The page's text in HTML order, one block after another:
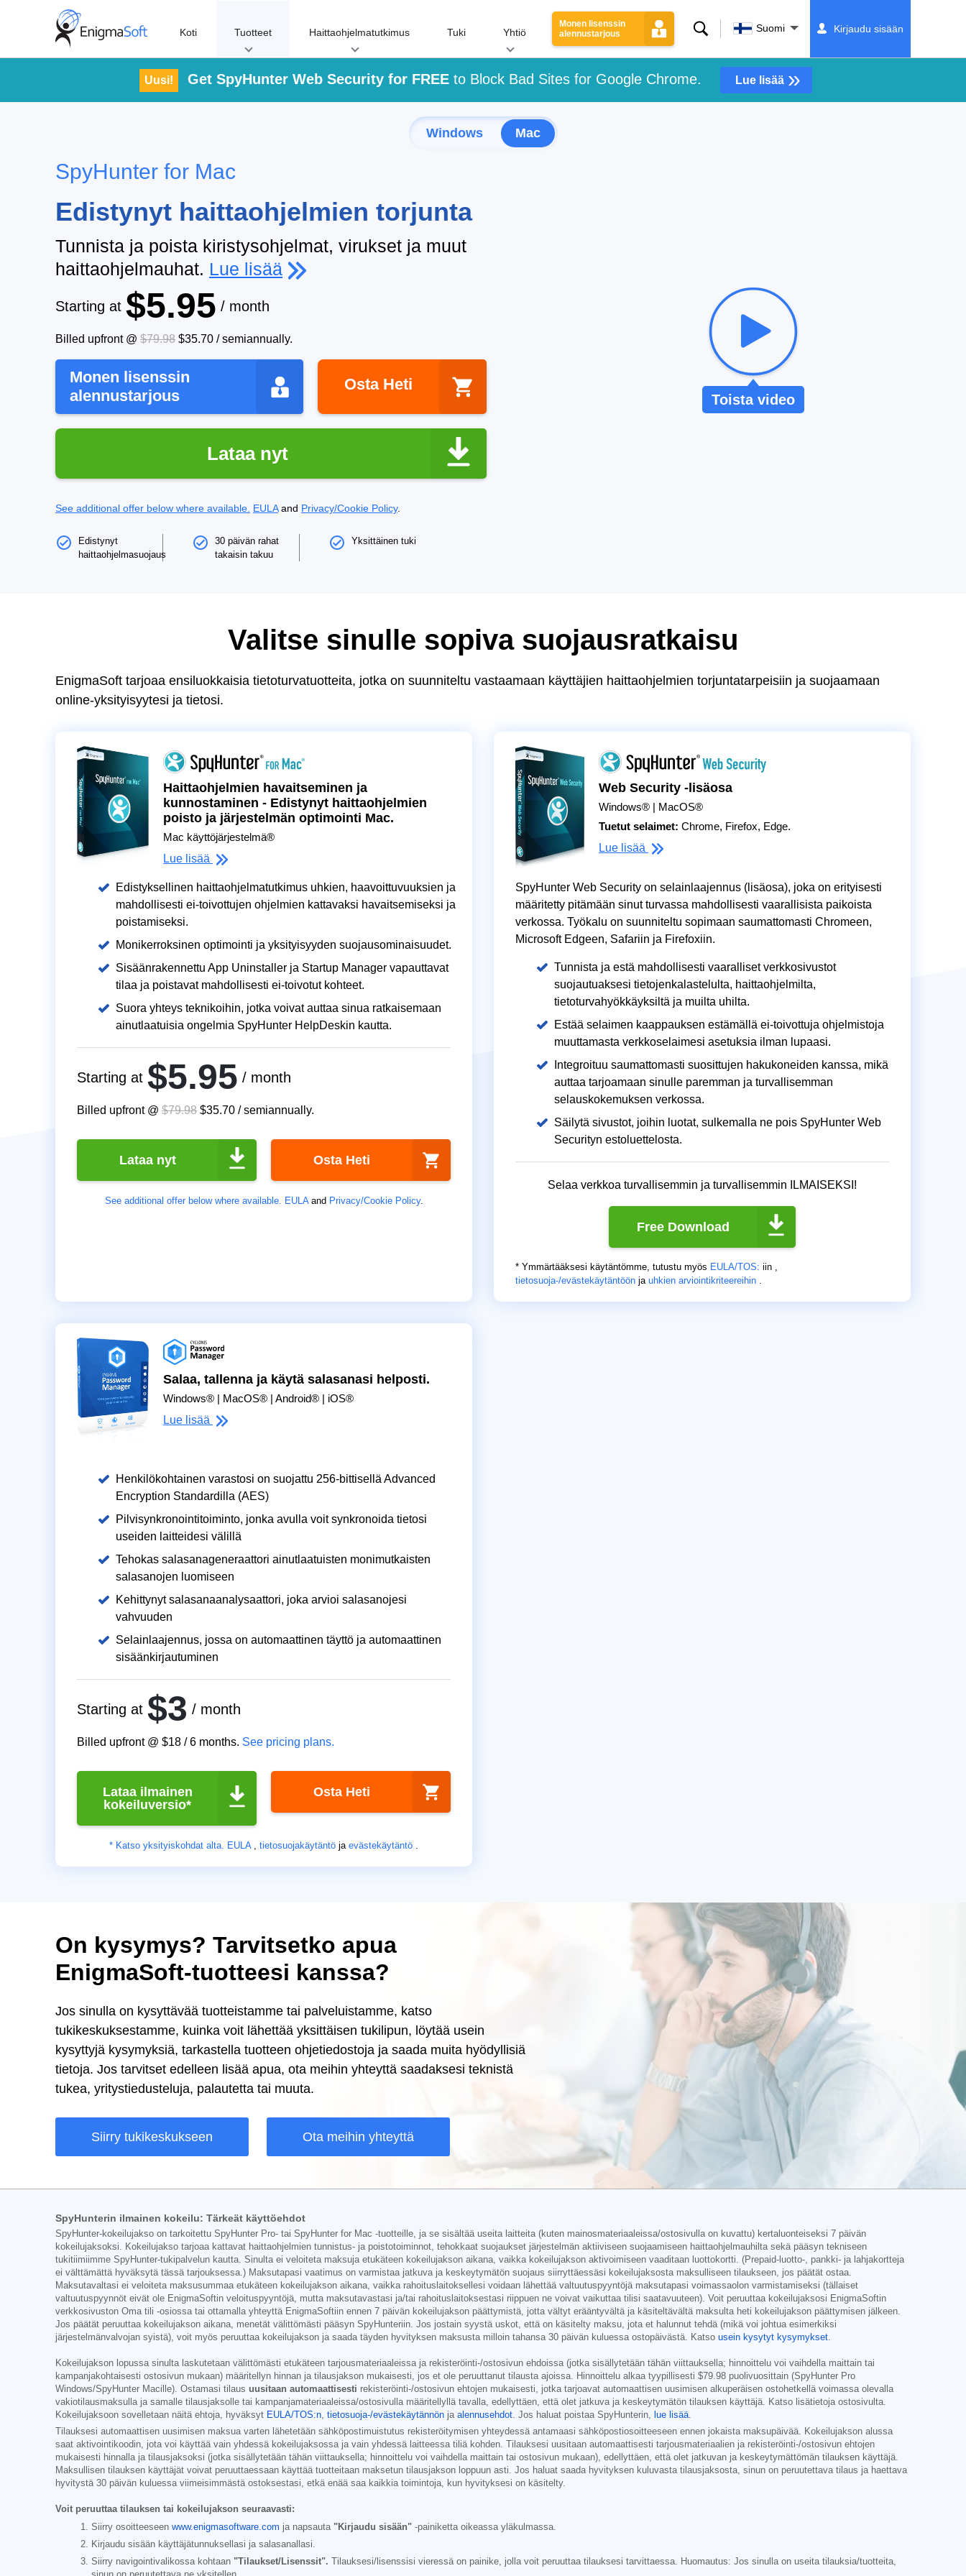
Koti Tuotteet Haittaohjelmatutkimus Tuki Yhtiö
Monen lisenssin
alennustarjous
Hae Suomi Kirjaudu sisään
Uusi! Get SpyHunter Web Security for FREE to Block Bad Sites for Google Chrome. Lue lisää »
Windows Mac
SpyHunter for Mac
Edistynyt haittaohjelmien torjunta
Tunnista ja poista kiristysohjelmat, virukset ja muut
haittaohjelmauhat. Lue lisää
Starting at $5.95 / month
Billed upfront @ $79.98 $35.70 /semiannually.
Monen lisenssin
alennustarjous
Osta Heti
Lataa nyt
See additional offer below where available. EULAand Privacy/Cookie Policy.
Edistynyt
haittaohjelmasuojaus
30 päivän rahat
takaisin takuu
Yksittäinen tuki
Toista video
Valitse sinulle sopiva suojausratkaisu
EnigmaSoft tarjoaa ensiluokkaisia tietoturvatuotteita, jotka on suunniteltu vastaamaan käyttäjien haittaohjelmien torjuntatarpeisiin ja suojaamaan
online-yksityisyytesi ja tietosi.
Haittaohjelmien havaitseminen ja
kunnostaminen - Edistynyt haittaohjelmien
poisto ja järjestelmän optimointi Mac.
Mac käyttöjärjestelmä®
Lue lisää
Edistyksellinen haittaohjelmatutkimus uhkien, haavoittuvuuksien ja
mahdollisesti ei-toivottujen ohjelmien kattavaksi havaitsemiseksi ja
poistamiseksi.
Monikerroksinen optimointi ja yksityisyyden suojausominaisuudet.
Sisäänrakennettu App Uninstaller ja Startup Manager vapauttavat
tilaa ja poistavat mahdollisesti ei-toivotut kohteet.
Suora yhteys teknikoihin, jotka voivat auttaa sinua ratkaisemaan
ainutlaatuisia ongelmia SpyHunter HelpDeskin kautta.
Starting at $5.95 / month
Billed upfront @ $79.98 $35.70 /semiannually.
Lataa nyt Osta Heti
See additional offer below where available. EULAand Privacy/Cookie Policy.
Web Security -lisäosa
Windows® | MacOS®
Tuetut selaimet: Chrome, Firefox, Edge.
Lue lisää
SpyHunter Web Security on selainlaajennus (lisäosa), joka on erityisesti
määritetty pitämään sinut turvassa mahdollisesti vaarallisista paikoista
verkossa. Työkalu on suunniteltu sopimaan saumattomasti Chromeen,
Microsoft Edgeen, Safariin ja Firefoxiin.
Tunnista ja estä mahdollisesti vaaralliset verkkosivustot
suojautuaksesi tietojenkalastelulta, haittaohjelmilta,
tietoturvahyökkäyksiltä ja muilta uhilta.
Estää selaimen kaappauksen estämällä ei-toivottuja ohjelmistoja
muuttamasta verkkoselaimesi asetuksia ilman lupaasi.
Integroituu saumattomasti suosittujen hakukoneiden kanssa, mikä
auttaa tarjoamaan sinulle paremman ja turvallisemman
selauskokemuksen verkossa.
Säilytä sivustot, joihin luotat, sulkemalla ne pois SpyHunter Web
Securityn estoluettelosta.
Selaa verkkoa turvallisemmin ja turvallisemmin ILMAISEKSI!
Free Download
* Ymmärtääksesi käytäntömme, tutustu myös EULA/TOS: iin ,
tietosuoja-/evästekäytäntöön ja uhkien arviointikriteereihin .
Salaa, tallenna ja käytä salasanasi helposti.
Windows® | MacOS® | Android® | iOS®
Lue lisää
Henkilökohtainen varastosi on suojattu 256-bittisellä Advanced
Encryption Standardilla (AES)
Pilvisynkronointitoiminto, jonka avulla voit synkronoida tietosi
useiden laitteidesi välillä
Tehokas salasanageneraattori ainutlaatuisten monimutkaisten
salasanojen luomiseen
Kehittynyt salasanaanalysaattori, joka arvioi salasanojesi
vahvuuden
Selainlaajennus, jossa on automaattinen täyttö ja automaattinen
sisäänkirjautuminen
Starting at $3 / month
Billed upfront @ $18 /6 months. See pricing plans.
Lataa ilmainen
kokeiluversio*
Osta Heti
* Katso yksityiskohdat alta. EULA, tietosuojakäytäntö ja evästekäytäntö .
On kysymys? Tarvitsetko apua
EnigmaSoft-tuotteesi kanssa?
Jos sinulla on kysyttävää tuotteistamme tai palveluistamme, katso
tukikeskuksestamme, kuinka voit lähettää yksittäisen tukilipun, löytää usein
kysyttyjä kysymyksiä, tarkastella tuotteen ohjetiedostoja ja saada muita hyödyllisiä
tietoja. Jos tarvitset edelleen lisää apua, ota meihin yhteyttä saadaksesi teknistä
tukea, yritystiedusteluja, palautetta tai muuta.
Siirry tukikeskukseen Ota meihin yhteyttä
SpyHunterin ilmainen kokeilu: Tärkeät käyttöehdot
SpyHunter-kokeilujakso on tarkoitettu SpyHunter Pro- tai SpyHunter for Mac -tuotteille, ja se sisältää useita laitteita (kuten mainosmateriaaleissa/ostosivulla on kuvattu) kertaluonteiseksi 7 päivän
kokeilujaksoksi. Kokeilujakso tarjoaa kattavat haittaohjelmien tunnistus- ja poistotoiminnot, tehokkaat suojaukset järjestelmän aktiiviseen suojaamiseen haittaohjelmauhilta sekä pääsyn tekniseen
tukitiimiimme SpyHunter-tukipalvelun kautta. Sinulta ei veloiteta maksuja etukäteen kokeilujakson aikana, vaikka kokeilujakson aktivoimiseen vaaditaan luottokortti. (Prepaid-luotto-, pankki- ja lahjakortteja
ei välttämättä hyväksytä tässä tarjouksessa.) Maksutapasi vaatimus on varmistaa jatkuva ja keskeytymätön suojaus siirryttäessäsi kokeilujaksosta maksulliseen tilaukseen, jos päätät ostaa.
Maksutavaltasi ei veloiteta maksusummaa etukäteen kokeilujakson aikana, vaikka rahoituslaitoksellesi voidaan lähettää valtuutuspyyntöjä maksutapasi voimassaolon varmistamiseksi (tällaiset
valtuutuspyynnöt eivät ole EnigmaSoftin veloituspyyntöjä, mutta maksutavastasi ja/tai rahoituslaitoksestasi riippuen ne voivat vaikuttaa tilisi saatavuuteen). Voit peruuttaa kokeilujaksosi EnigmaSoftin
verkkosivuston Oma tili -osiossa tai ottamalla yhteyttä EnigmaSoftiin ennen 7 päivän kokeilujakson päättymistä, jotta vältyt erääntyvältä ja käsiteltävältä maksulta heti kokeilujakson päättymisen jälkeen.
Jos päätät peruuttaa kokeilujakson aikana, menetät välittömästi pääsyn SpyHunteriin. Jos jostain syystä uskot, että on käsitelty maksu, jota et halunnut tehdä (mikä voi johtua esimerkiksi
järjestelmänvalvojan syistä), voit myös peruuttaa kokeilujakson ja saada täyden hyvityksen maksusta milloin tahansa 30 päivän kuluessa ostopäivästä. Katso usein kysytyt kysymykset.
Kokeilujakson lopussa sinulta laskutetaan välittömästi etukäteen tarjousmateriaaleissa ja rekisteröinti-/ostosivun ehdoissa (jotka sisällytetään tähän viittauksella; hinnoittelu voi vaihdella maittain tai
kampanjakohtaisesti ostosivun mukaan) määritellyn hinnan ja tilausjakson mukaisesti, jos et ole peruuttanut tilausta ajoissa. Hinnoittelu alkaa tyypillisesti $79.98 puolivuosittain (SpyHunter Pro
Windows/SpyHunter Macille). Ostamasi tilaus uusitaan automaattisesti rekisteröinti-/ostosivun ehtojen mukaisesti, jotka tarjoavat automaattisen uusimisen alkuperäisen ostohetkellä voimassa olevalla
vakiotilausmaksulla ja samalle tilausjaksolle tai kampanjamateriaaleissa/ostosivulla määritellyllä tavalla, edellyttäen, että olet jatkuva ja keskeytymätön tilauksen käyttäjä. Katso lisätietoja ostosivulta.
Kokeilujaksoon sovelletaan näitä ehtoja, hyväksyt EULA/TOS:n, tietosuoja-/evästekäytännön ja alennusehdot. Jos haluat poistaa SpyHunterin, lue lisää.
Tilauksesi automaattisen uusimisen maksua varten lähetetään sähköpostimuistutus rekisteröitymisen yhteydessä antamaasi sähköpostiosoitteeseen ennen jokaista maksupäivää. Kokeilujakson alussa
saat aktivointikoodin, jota voi käyttää vain yhdessä kokeilujaksossa ja vain yhdessä laitteessa tiliä kohden. Tilauksesi uusitaan automaattisesti tarjousmateriaalien ja rekisteröinti-/ostosivun ehtojen
mukaisesti hinnalla ja tilausjaksoksi (jotka sisällytetään tähän viittauksella; hinnoittelu voi vaihdella maittain tai ostosivun mukaan), edellyttäen, että olet jatkuvan ja keskeytymättömän tilauksen käyttäjä.
Maksullisen tilauksen käyttäjät voivat peruuttaessaan käyttää tuotteitaan maksetun tilausjakson loppuun asti. Jos haluat saada hyvityksen kuluvasta tilausjaksosta, sinun on peruutettava tilaus ja haettava
hyvitystä 30 päivän kuluessa viimeisimmästä ostoksestasi, etkä enää saa kaikkia toimintoja, kun hyvityksesi on käsitelty.
Voit peruuttaa tilauksen tai kokeilujakson seuraavasti:
Siirry osoitteeseen www.enigmasoftware.com ja napsauta "Kirjaudu sisään" -painiketta oikeassa yläkulmassa.
Kirjaudu sisään käyttäjätunnuksellasi ja salasanallasi.
Siirry navigointivalikossa kohtaan "Tilaukset/Lisenssit". Tilauksesi/lisenssisi vieressä on painike, jolla voit peruuttaa tilauksesi tarvittaessa. Huomautus: Jos sinulla on useita tilauksia/tuotteita,